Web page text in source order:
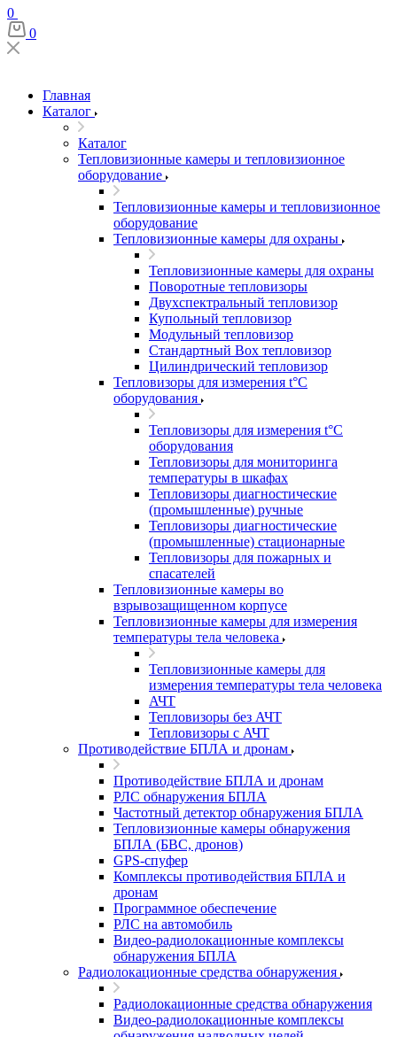
0
0
Главная
Каталог
Каталог
Тепловизионные камеры и тепловизионное
оборудование
Тепловизионные камеры и тепловизионное
оборудование
Тепловизионные камеры для охраны
Тепловизионные камеры для охраны
Поворотные тепловизоры
Двухспектральный тепловизор
Купольный тепловизор
Модульный тепловизор
Стандартный Box тепловизор
Цилиндрический тепловизор
Тепловизоры для измерения t°С
оборудования
Тепловизоры для измерения t°С
оборудования
Тепловизоры для мониторинга
температуры в шкафах
Тепловизоры диагностические
(промышленные) ручные
Тепловизоры диагностические
(промышленные) стационарные
Тепловизоры для пожарных и
спасателей
Тепловизионные камеры во
взрывозащищенном корпусе
Тепловизионные камеры для измерения
температуры тела человека
Тепловизионные камеры для
измерения температуры тела человека
АЧТ
Тепловизоры без АЧТ
Тепловизоры с АЧТ
Противодействие БПЛА и дронам
Противодействие БПЛА и дронам
РЛС обнаружения БПЛА
Частотный детектор обнаружения БПЛА
Тепловизионные камеры обнаружения
БПЛА (БВС, дронов)
GPS-спуфер
Комплексы противодействия БПЛА и
дронам
Программное обеспечение
РЛС на автомобиль
Видео-радиолокационные комплексы
обнаружения БПЛА
Радиолокационные средства обнаружения
Радиолокационные средства обнаружения
Видео-радиолокационные комплексы